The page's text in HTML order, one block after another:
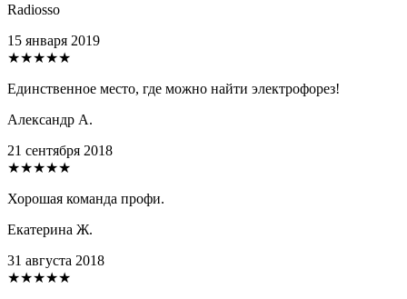
Radiosso
15 января 2019
★★★★★
Единственное место, где можно найти электрофорез!
Александр А.
21 сентября 2018
★★★★★
Хорошая команда профи.
Екатерина Ж.
31 августа 2018
★★★★★